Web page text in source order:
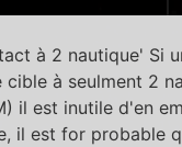
à 2 nautique' Si
cible à seulment 2
il est inutile d'en
il est for probable